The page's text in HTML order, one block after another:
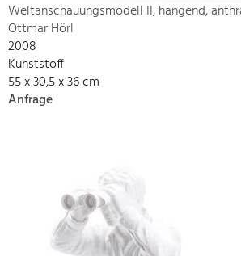
Weltanschauungsmodell II, hängend,
Ottmar Hörl
2008
Kunststoff
55 x 30,5 x 36 cm
Anfrage